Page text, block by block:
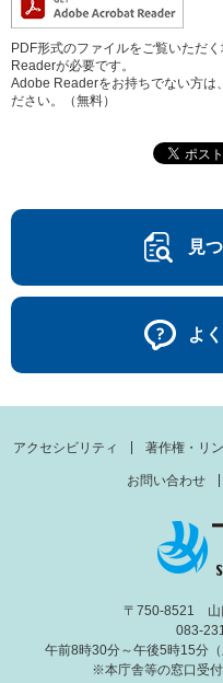
PDF形式のファイルをご覧いただ
Readerが必要です。
Adobe Readerをお持ちでない方は
ださい。（無料）
見
よ
アクセシビリティ 著作権・リ
お問い合わせ
〒750-8521 山
083-
午前8時30分～午後5時15分
※本庁舎等の窓口受